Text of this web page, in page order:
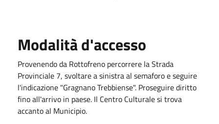
Modalità d'accesso
Provenendo da Rottofreno percorrere la Strada
Provinciale 7, svoltare a sinistra al semaforo e seguire
l'indicazione "Gragnano Trebbiense". Proseguire diritto
fino all'arrivo in paese. Il Centro Culturale si trova
accanto al Municipio.